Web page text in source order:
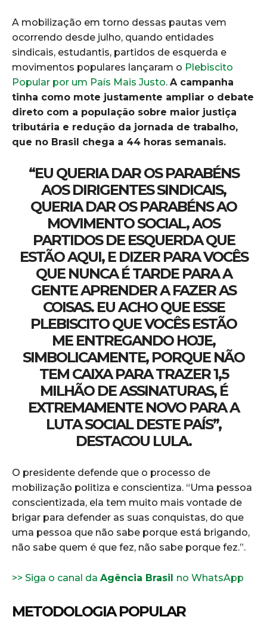
A mobilização em torno dessas pautas vem
ocorrendo desde julho, quando entidades
sindicais, estudantis, partidos de esquerda e
movimentos populares lançaram o Plebiscito
Popular por um País Mais Justo. A campanha
tinha como mote justamente ampliar o debate
direto com a população sobre maior justiça
tributária e redução da jornada de trabalho,
que no Brasil chega a 44 horas semanais.
“EU QUERIA DAR OS PARABÉNS
AOS DIRIGENTES SINDICAIS,
QUERIA DAR OS PARABÉNS AO
MOVIMENTO SOCIAL, AOS
PARTIDOS DE ESQUERDA QUE
ESTÃO AQUI, E DIZER PARA VOCÊS
QUE NUNCA É TARDE PARA A
GENTE APRENDER A FAZER AS
COISAS. EU ACHO QUE ESSE
PLEBISCITO QUE VOCÊS ESTÃO
ME ENTREGANDO HOJE,
SIMBOLICAMENTE, PORQUE NÃO
TEM CAIXA PARA TRAZER 1,5
MILHÃO DE ASSINATURAS, É
EXTREMAMENTE NOVO PARA A
LUTA SOCIAL DESTE PAÍS”,
DESTACOU LULA.
O presidente defende que o processo de
mobilização politiza e conscientiza. “Uma pessoa
conscientizada, ela tem muito mais vontade de
brigar para defender as suas conquistas, do que
uma pessoa que não sabe porque está brigando,
não sabe quem é que fez, não sabe porque fez.”.
>> Siga o canal da Agência Brasil no WhatsApp
METODOLOGIA POPULAR